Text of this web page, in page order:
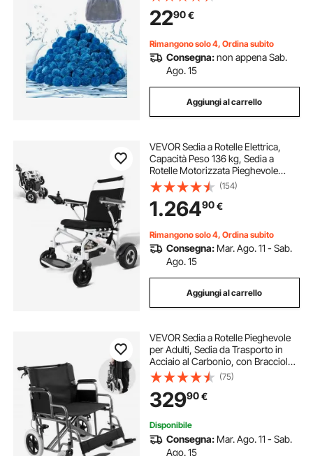
Sacchetto Lavaggio, per Piscina
Acquario Vasca Piscina Fuori Terra
2290€
Rimangono solo 4, Ordina subito
Consegna:non appena Sab.
Ago. 15
Aggiungi al carrello
VEVOR Sedia a Rotelle Elettrica,
Capacità Peso 136 kg, Sedia a
Rotelle Motorizzata Pieghevole
Leggera Larghezza 508 mm, Sedia
in Lega di Alluminio per Tutti i
Terreni, Sedia a Rotelle per Mobilità
(154)
1.26490€
Rimangono solo 4, Ordina subito
Consegna: Mar. Ago. 11 - Sab.
Ago. 15
Aggiungi al carrello
VEVOR Sedia a Rotelle Pieghevole
per Adulti, Sedia da Trasporto in
Acciaio al Carbonio, con Bracciolo
Staccabile, Freno Autobloccante,
Sedile Largo 60,96 cm Capacità di
Peso 136 kg per I Disabili
(75)
32990€
Disponibile
Consegna: Mar. Ago. 11 - Sab.
Ago. 15